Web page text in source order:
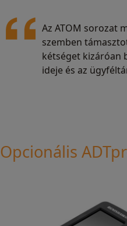
Az ATOM sorozat
szemben
kétséget kizáróan
ideje és az
Opcionális